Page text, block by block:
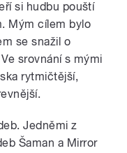
si hudbu pouští
Mým cílem bylo
se snažil o
srovnání s mými
rytmičtější,
Jedněmi z
Šaman a Mirror